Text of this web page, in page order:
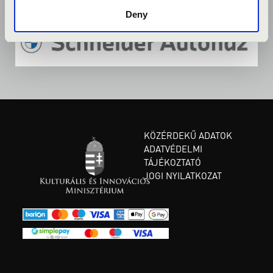
Deny
KÖZÉRDEKŰ ADATOK
ADATVÉDELMI
TÁJÉKOZTATÓ
JOGI NYILATKOZAT